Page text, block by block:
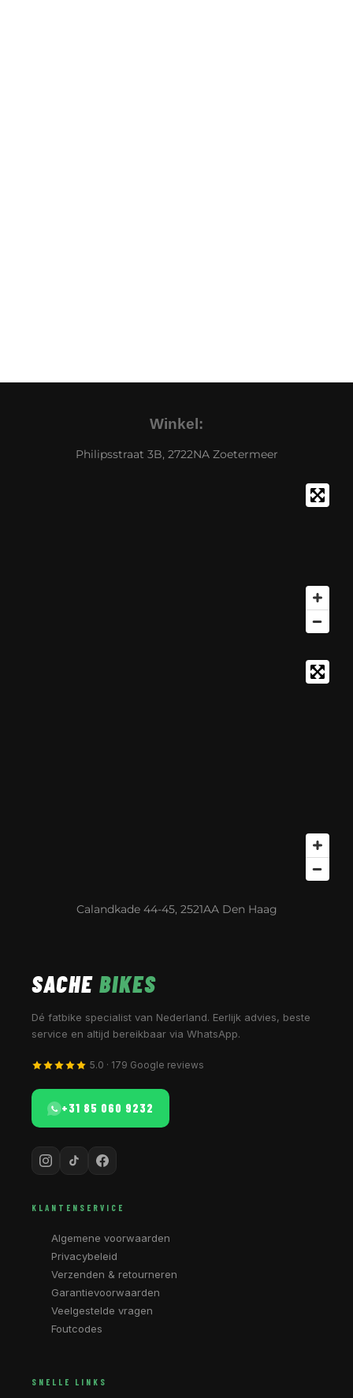
Winkel:
Philipsstraat 3B, 2722NA Zoetermeer
Calandkade 44-45, 2521AA Den Haag
SACHE BIKES
Dé fatbike specialist van Nederland. Eerlijk advies, beste
service en altijd bereikbaar via WhatsApp.
5.0 · 179 Google reviews
+31 85 060 9232
KLANTENSERVICE
Algemene voorwaarden
Privacybeleid
Verzenden & retourneren
Garantievoorwaarden
Veelgestelde vragen
Foutcodes
SNELLE LINKS